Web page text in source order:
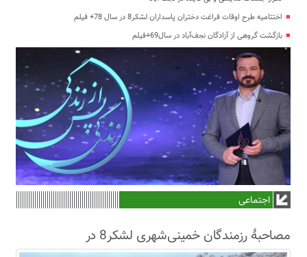
اختتامیه طرح اوقات فراغت دختران پاسداران لشکر8 در سال 78+ فیلم
بازگشت گروهی از آزادگان نجف‌آباد در سال69+فیلم
اجتماعی
مصاحبۀ رزمندگان خمینی‌شهری لشکر8 در